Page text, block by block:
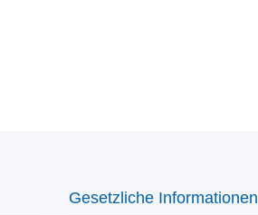
Gesetzliche Informationen